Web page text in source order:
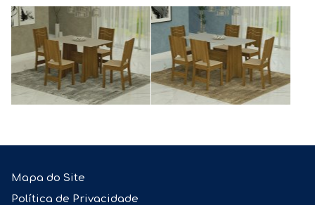
Mapa do Site
Política de Privacidade